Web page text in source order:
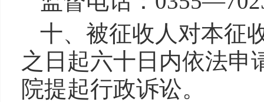
十、被征收人对本征
之日起六十日内依法申
院提起行政诉讼。